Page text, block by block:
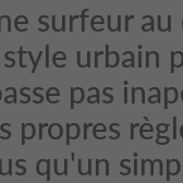
surfeur au
urbain
pas
propres
qu'un